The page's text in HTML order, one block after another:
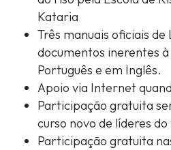
Kataria
Três manuais oficiais de
documentos inerentes
Português e em Inglês.
Apoio via Internet
Participação gratuita
curso novo de líderes do
Participação gratuita